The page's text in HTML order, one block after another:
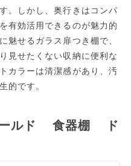
。しかし、奥行きはコンパ
有効活用できるのが魅力的
魅せるガラス扉つき棚で、
見せたくない収納に便利な
カラーは清潔感があり、汚
的です。
ールド 食器棚 ド